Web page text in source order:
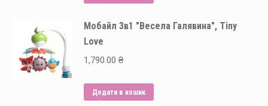
Мобайл 3в1 "Весела Галявина", Tiny
Love
1,790.00 ₴
Додати в кошик